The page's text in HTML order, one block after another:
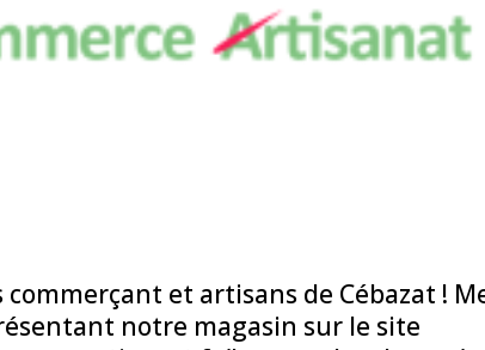
commerçant et artisans de Cébazat !
notre magasin sur le site